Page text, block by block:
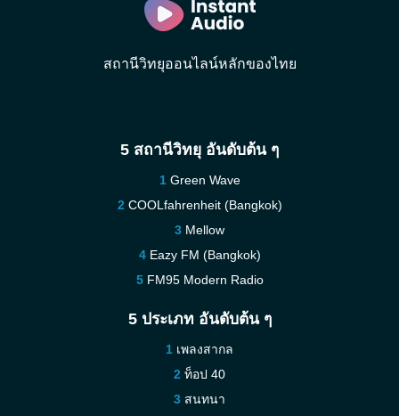
สถานีวิทยุออนไลน์หลักของไทย
5 สถานีวิทยุ อันดับต้น ๆ
Green Wave
COOLfahrenheit (Bangkok)
Mellow
Eazy FM (Bangkok)
FM95 Modern Radio
5 ประเภท อันดับต้น ๆ
เพลงสากล
ท็อป 40
สนทนา